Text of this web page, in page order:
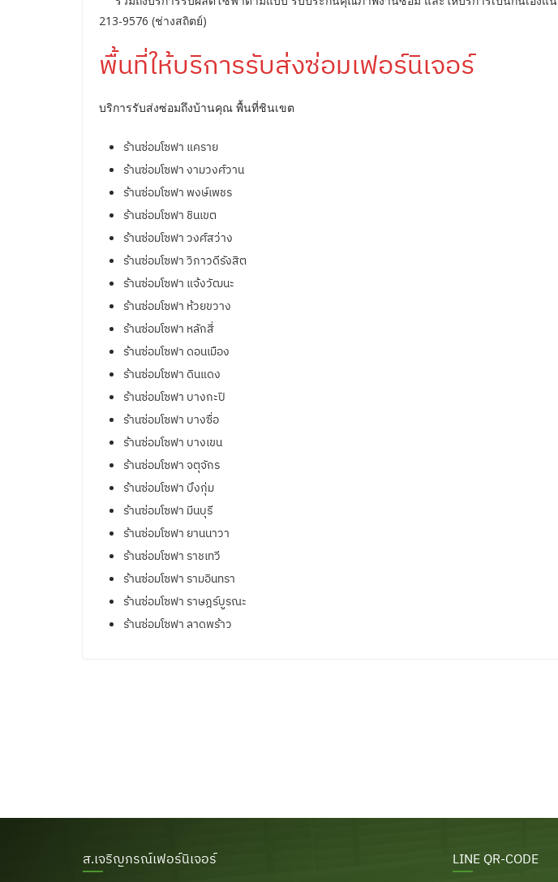
213-9576 (ช่างสถิตย์)
พื้นที่ให้บริการรับส่งซ่อมเฟอร์นิเจอร์
บริการรับส่งซ่อมถึงบ้านคุณ พื้นที่ชินเขต
ร้านซ่อมโซฟา แคราย
ร้านซ่อมโซฟา งามวงศ์วาน
ร้านซ่อมโซฟา พงษ์เพชร
ร้านซ่อมโซฟา ชินเขต
ร้านซ่อมโซฟา วงศ์สว่าง
ร้านซ่อมโซฟา วิภาวดีรังสิต
ร้านซ่อมโซฟา แจ้งวัฒนะ
ร้านซ่อมโซฟา ห้วยขวาง
ร้านซ่อมโซฟา หลักสี่
ร้านซ่อมโซฟา ดอนเมือง
ร้านซ่อมโซฟา ดินแดง
ร้านซ่อมโซฟา บางกะปิ
ร้านซ่อมโซฟา บางซื่อ
ร้านซ่อมโซฟา บางเขน
ร้านซ่อมโซฟา จตุจักร
ร้านซ่อมโซฟา บึงกุ่ม
ร้านซ่อมโซฟา มีนบุรี
ร้านซ่อมโซฟา ยานนาวา
ร้านซ่อมโซฟา ราชเทวี
ร้านซ่อมโซฟา รามอินทรา
ร้านซ่อมโซฟา ราษฎร์บูรณะ
ร้านซ่อมโซฟา ลาดพร้าว
ส.เจริญภรณ์เฟอร์นิเจอร์ LINE QR-CODE